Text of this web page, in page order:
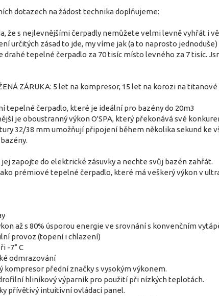
dotazech na žádost technika doplňujeme:
že s nejlevnějšími čerpadly nemůžete velmi levně vyhřát i
určitých zásad to jde, my víme jak (a to naprosto
drahé tepelné čerpadlo za 70 tisíc místo levného za 7 tisíc.
ZÁRUKA: 5 let na kompresor, 15 let na korozi na
tepelné čerpadlo, které je ideální pro bazény do 20m3
je oboustranný výkon O'SPA, který překonává své
32/38 mm umožňují připojení během několika sekund ke
jej zapojte do elektrické zásuvky a nechte svůj bazén zahřát.
prémiové tepelné čerpadlo, které má veškerý výkon v
až s 80% úsporou energie ve srovnání s konvenčním
provoz (topení i chlazení)
-7° C
odmrazování
kompresor přední značky s vysokým výkonem.
hliníkový výparník pro použití při nízkých teplotách.
přívětivý intuitivní ovládací panel.